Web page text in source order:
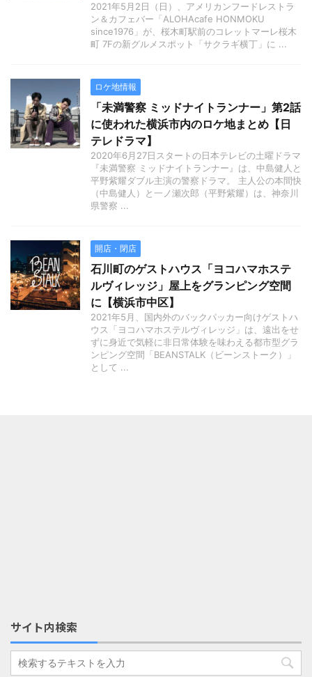
2021年5月2日（日）、アメリカンフードレストラ
ン＆カフェバー「ALOHAcafe HONMOKU
since1976」が、桜木町駅前のコレットマーレ桜木
町 7Fの新グルメスポット「サクラギ横丁」に ...
ロケ地情報
「未満警察 ミッドナイトランナー」第2話
に使われた横浜市内のロケ地まとめ【日
テレドラマ】
2020年6月27日スタートの日本テレビの土曜ドラマ
『未満警察 ミッドナイトランナー』は、中島健人と
平野紫耀ダブル主演の警察ドラマ。 主人公の本間快
（中島健人）と一ノ瀬次郎（平野紫耀）は、神奈川
県警察 ...
開店・閉店
石川町のゲストハウス「ヨコハマホステ
ルヴィレッジ」屋上をグランピング空間
に【横浜市中区】
2021年5月、国内外のバックパッカー向けゲストハ
ウス「ヨコハマホステルヴィレッジ」は、遠出をせ
ずに身近で気軽に非日常体験を味わえる都市型グラ
ンピング空間「BEANSTALK（ビーンストーク）」
として ...
サイト内検索